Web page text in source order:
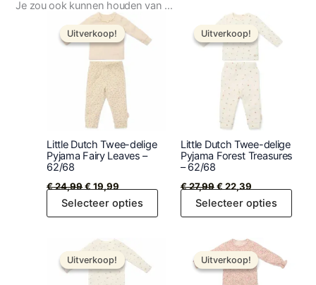
Je zou ook kunnen houden van …
Uitverkoop!
Uitverkoop!
Little Dutch Twee-delige
Pyjama Fairy Leaves –
62/68
€24,99
Oorspronkelijke
prijs
was:
€19,99
Huidige
prijs
is:
Selecteer opties
Uitverkoop!
Uitverkoop!
Little Dutch Twee-delige
Pyjama Forest Treasures
– 62/68
€27,99
Oorspronkelijke
prijs
was:
€ 27,99.
€22,39
Huidige
prijs
is:
€ 22,39.
Selecteer opties
Uitverkoop!
Uitverkoop!
Oorspronkelijke
prijs
was:
€ 27,99.
Huidige
prijs
is:
€ 22,39.
Uitverkoop!
Uitverkoop!
Oorspronkelijke
prijs
was:
€ 27,99.
Huidige
prijs
is:
€ 22,39.